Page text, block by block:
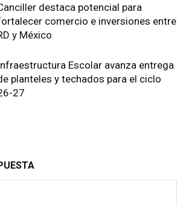
destaca potencial para
comercio e inversiones entre
y México
Escolar avanza entrega
planteles y techados para el ciclo
27